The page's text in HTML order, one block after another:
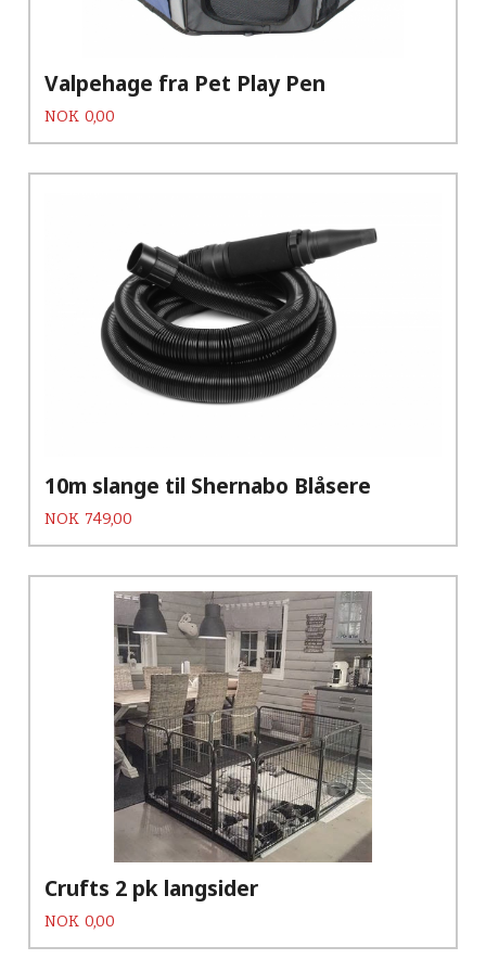
Valpehage fra Pet Play Pen
Pris
NOK 0,00
10m slange til Shernabo Blåsere
Pris
NOK 749,00
Crufts 2 pk langsider
Pris
NOK 0,00